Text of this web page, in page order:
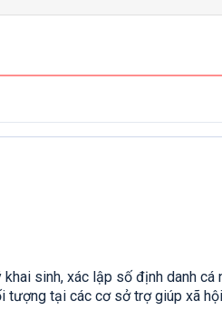
sinh, xác lập số định danh cá
tượng tại các cơ sở trợ giúp xã